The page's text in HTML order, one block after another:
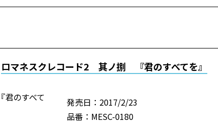
ロマネスクレコード2 其ノ捌 『君のすべてを』
発売日：2017/2/23
品番：MESC-0180